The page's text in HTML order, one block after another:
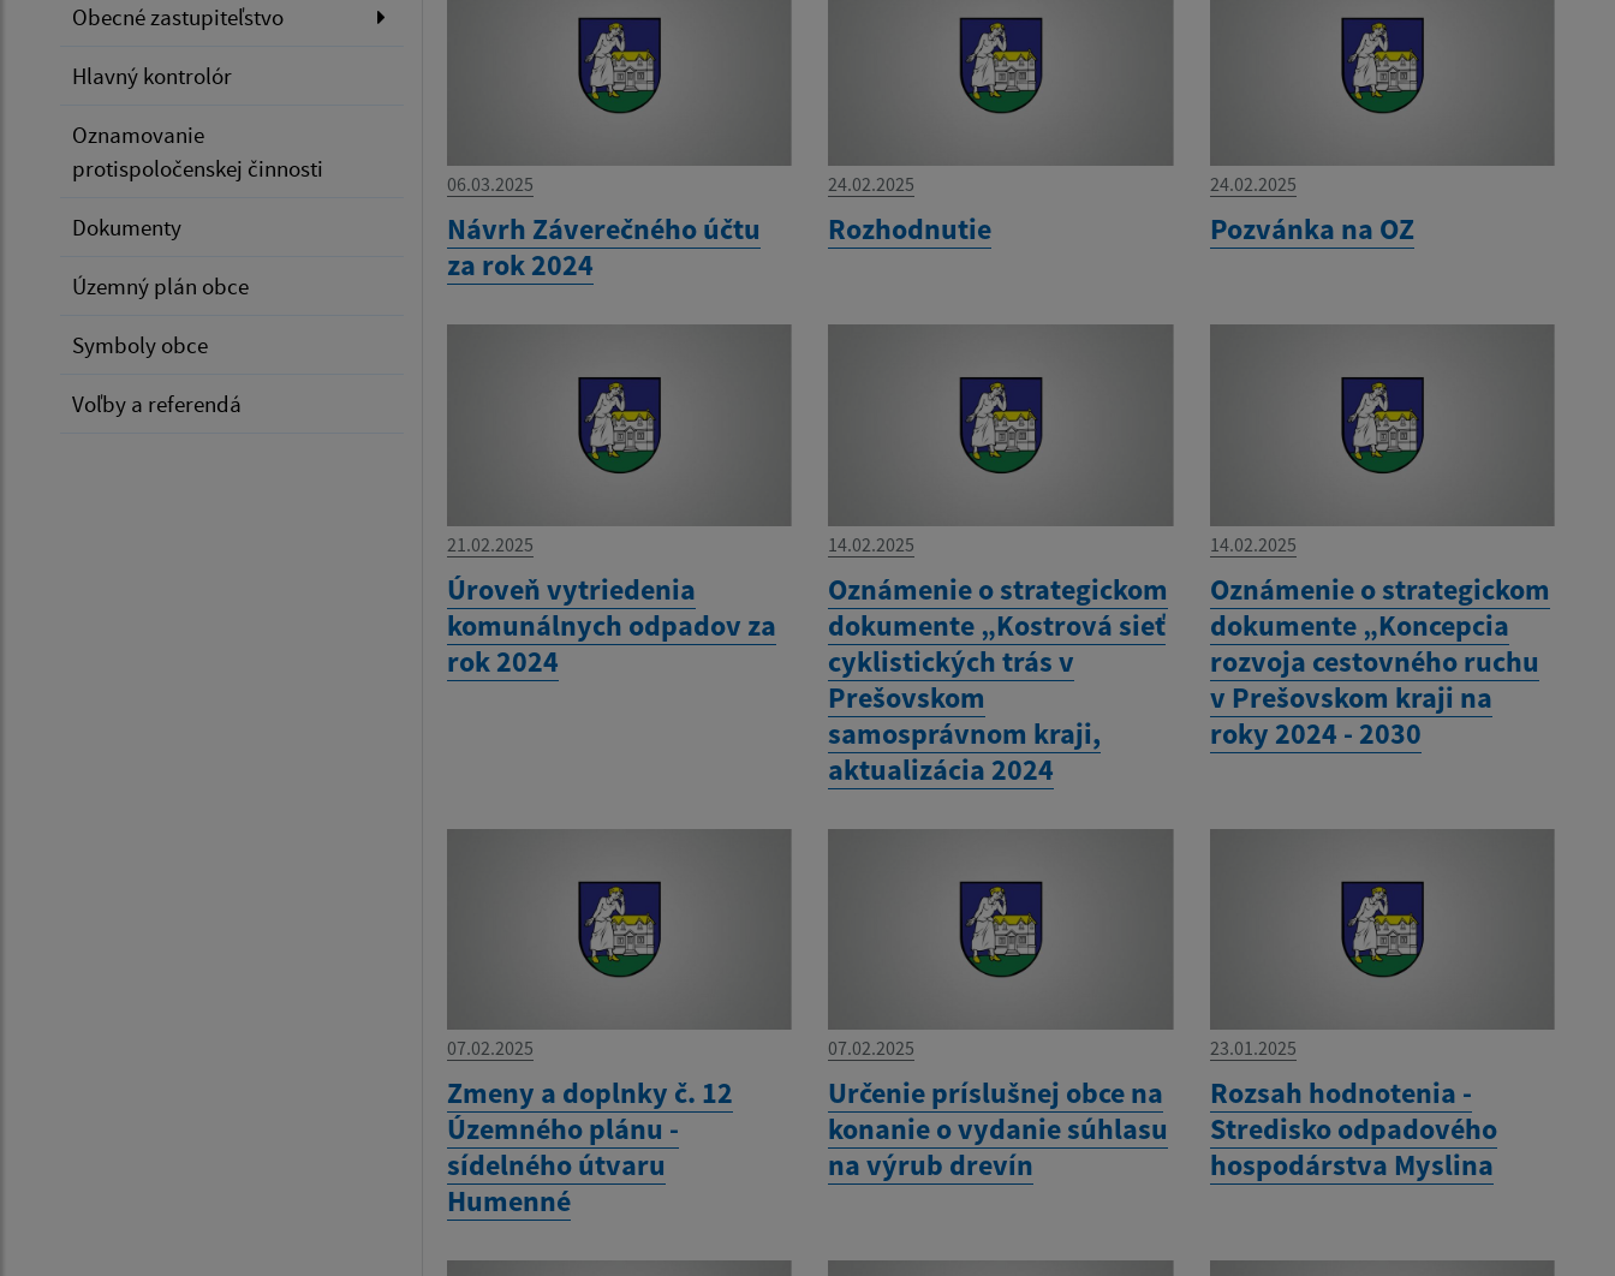
Obecné zastupiteľstvo
Hlavný kontrolór
Oznamovanie
protispoločenskej činnosti
Dokumenty
Územný plán obce
Symboly obce
Voľby a referendá
06.03.2025
Návrh Záverečného účtu
za rok 2024
24.02.2025
Rozhodnutie
24.02.2025
Pozvánka na OZ
21.02.2025
Úroveň vytriedenia
komunálnych odpadov za
rok 2024
14.02.2025
Oznámenie o strategickom
dokumente „Kostrová sieť
cyklistických trás v
Prešovskom
samosprávnom kraji,
aktualizácia 2024
14.02.2025
Oznámenie o strategickom
dokumente „Koncepcia
rozvoja cestovného ruchu
v Prešovskom kraji na
roky 2024 - 2030
07.02.2025
Zmeny a doplnky č. 12
Územného plánu -
sídelného útvaru
Humenné
07.02.2025
Určenie príslušnej obce na
konanie o vydanie súhlasu
na výrub drevín
23.01.2025
Rozsah hodnotenia -
Stredisko odpadového
hospodárstva Myslina